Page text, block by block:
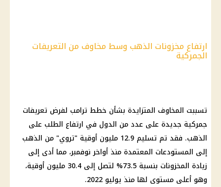
ارتفاع مخزونات الذهب وسط مخاوف من التعريفات
الجمركية
تسببت المخاوف المتزايدة بشأن خطط ترامب لفرض تعريفات
جمركية جديدة على عدد من الدول في ارتفاع الطلب على
الذهب. فقد تم تسليم 12.9 مليون أوقية "تروي" من
الذهب
إلى المستودعات المعتمدة منذ أواخر نوفمبر، مما أدى إلى
زيادة المخزونات بنسبة 73.5% لتصل إلى 30.4 مليون أوقية،
وهو أعلى مستوى لها منذ يوليو 2022.